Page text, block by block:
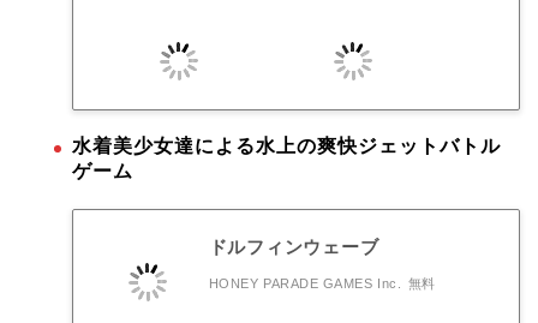
水着美少女達による水上の爽快ジェットバトル
ゲーム
ドルフィンウェーブ
HONEY PARADE GAMES Inc. 無料